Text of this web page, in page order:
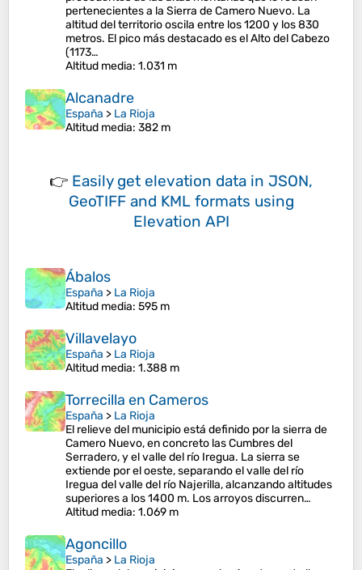
pertenecientes a la Sierra de Camero Nuevo. La
altitud del territorio oscila entre los 1200 y los 830
metros. El pico más destacado es el Alto del Cabezo
(1173…
Altitud media: 1.031 m
Alcanadre
España > La Rioja
Altitud media: 382 m
👉 Easily get elevation data in JSON,
GeoTIFF and KML formats using
Elevation API
Ábalos
España > La Rioja
Altitud media: 595 m
Villavelayo
España > La Rioja
Altitud media: 1.388 m
Torrecilla en Cameros
España > La Rioja
El relieve del municipio está definido por la sierra de
Camero Nuevo, en concreto las Cumbres del
Serradero, y el valle del río Iregua. La sierra se
extiende por el oeste, separando el valle del río
Iregua del valle del río Najerilla, alcanzando altitudes
superiores a los 1400 m. Los arroyos discurren…
Altitud media: 1.069 m
Agoncillo
España > La Rioja